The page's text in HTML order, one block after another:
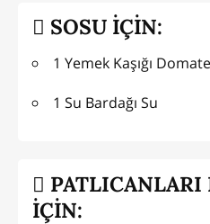
SOSU İÇİN:
1 Yemek Kaşığı
1 Su Bardağı Su
İÇİN: